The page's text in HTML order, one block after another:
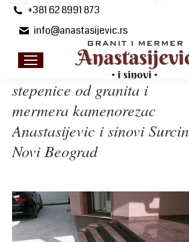
+381 62 8991 873
info@anastasijevic.rs
stepenice od granita i
mermera kamenorezac
Anastasijevic i sinovi Surcin
Novi Beograd